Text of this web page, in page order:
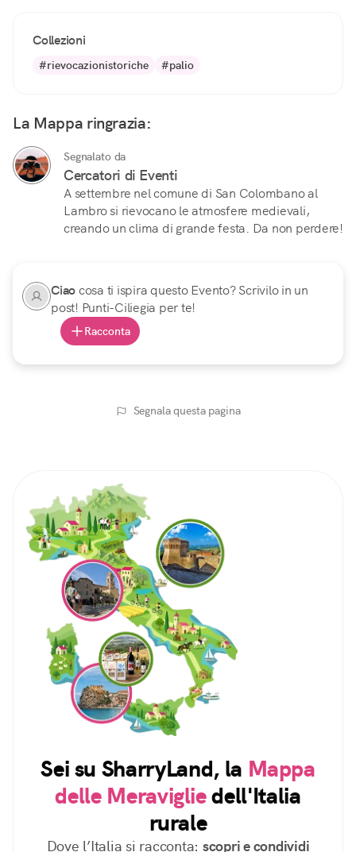
Collezioni
#rievocazionistoriche #palio
La Mappa ringrazia:
Segnalato da
Cercatori di Eventi
A settembre nel comune di San Colombano al
Lambro si rievocano le atmosfere medievali,
creando un clima di grande festa. Da non perdere!
Ciaocosa ti ispira questo Evento? Scrivilo in un
post! Punti-Ciliegia per te!
Racconta
Segnala questa pagina
Sei su SharryLand, la Mappa
delle Meravigliedell'Italia
rurale
Dove l’Italia si racconta: scopri e condividi